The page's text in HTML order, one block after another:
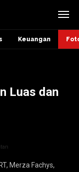
Keuangan
Luas dan
Merza Fachys,